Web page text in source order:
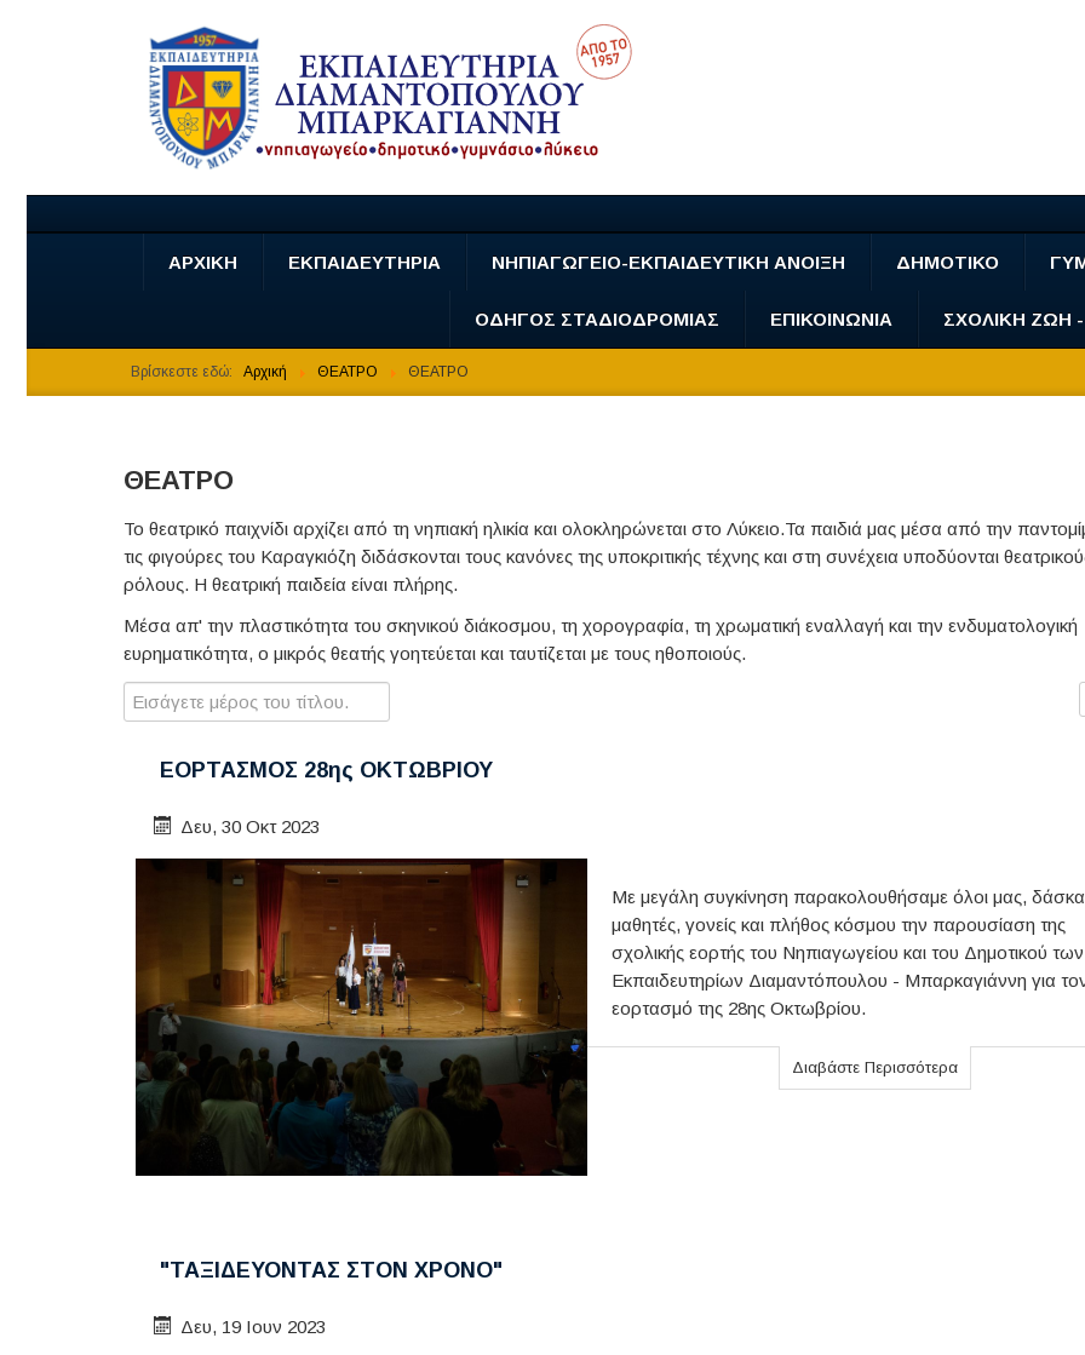
ΑΡΧΙΚΗ ΕΚΠΑΙΔΕΥΤΗΡΙΑ ΝΗΠΙΑΓΩΓΕΙΟ-ΕΚΠΑΙΔΕΥΤΙΚΗ ΑΝΟΙΞΗ ΔΗΜΟΤΙΚΟ
ΟΔΗΓΟΣ ΣΤΑΔΙΟΔΡΟΜΙΑΣ ΕΠΙΚΟΙΝΩΝΙΑ ΣΧΟΛΙΚΗ ΖΩΗ
Βρίσκεστε εδώ: Αρχική ΘΕΑΤΡΟ ΘΕΑΤΡΟ
ΘΕΑΤΡΟ
Το θεατρικό παιχνίδι αρχίζει από τη νηπιακή ηλικία και ολοκληρώνεται στο Λύκειο.Τα παιδιά μας μέσα από την
τις φιγούρες του Καραγκιόζη διδάσκονται τους κανόνες της υποκριτικής τέχνης και στη συνέχεια υποδύονται
ρόλους. Η θεατρική παιδεία είναι πλήρης.
Μέσα απ' την πλαστικότητα του σκηνικού διάκοσμου, τη χορογραφία, τη χρωματική εναλλαγή και την ενδυματολογική
ευρηματικότητα, ο μικρός θεατής γοητεύεται και ταυτίζεται με τους ηθοποιούς.
Εισάγετε μέρος του τίτλου.
ΕΟΡΤΑΣΜΟΣ 28ης ΟΚΤΩΒΡΙΟΥ
Δευ, 30 Οκτ 2023
Με μεγάλη συγκίνηση παρακολουθήσαμε όλοι μας,
μαθητές, γονείς και πλήθος κόσμου την παρουσίαση της
σχολικής εορτής του Νηπιαγωγείου και του Δημοτικού των
Εκπαιδευτηρίων Διαμαντόπουλου - Μπαρκαγιάννη για
εορτασμό της 28ης Οκτωβρίου.
Διαβάστε Περισσότερα
"ΤΑΞΙΔΕΥΟΝΤΑΣ ΣΤΟΝ ΧΡΟΝΟ"
Δευ, 19 Ιουν 2023